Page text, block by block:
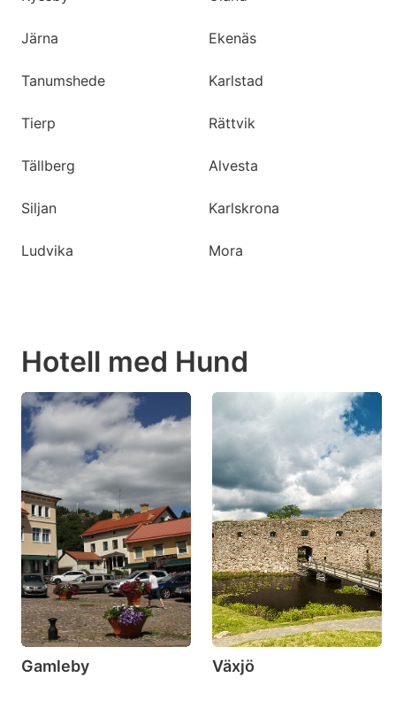
Järna Ekenäs
Tanumshede Karlstad
Tierp Rättvik
Tällberg Alvesta
Siljan Karlskrona
Ludvika Mora
Hotell med Hund
Gamleby Växjö